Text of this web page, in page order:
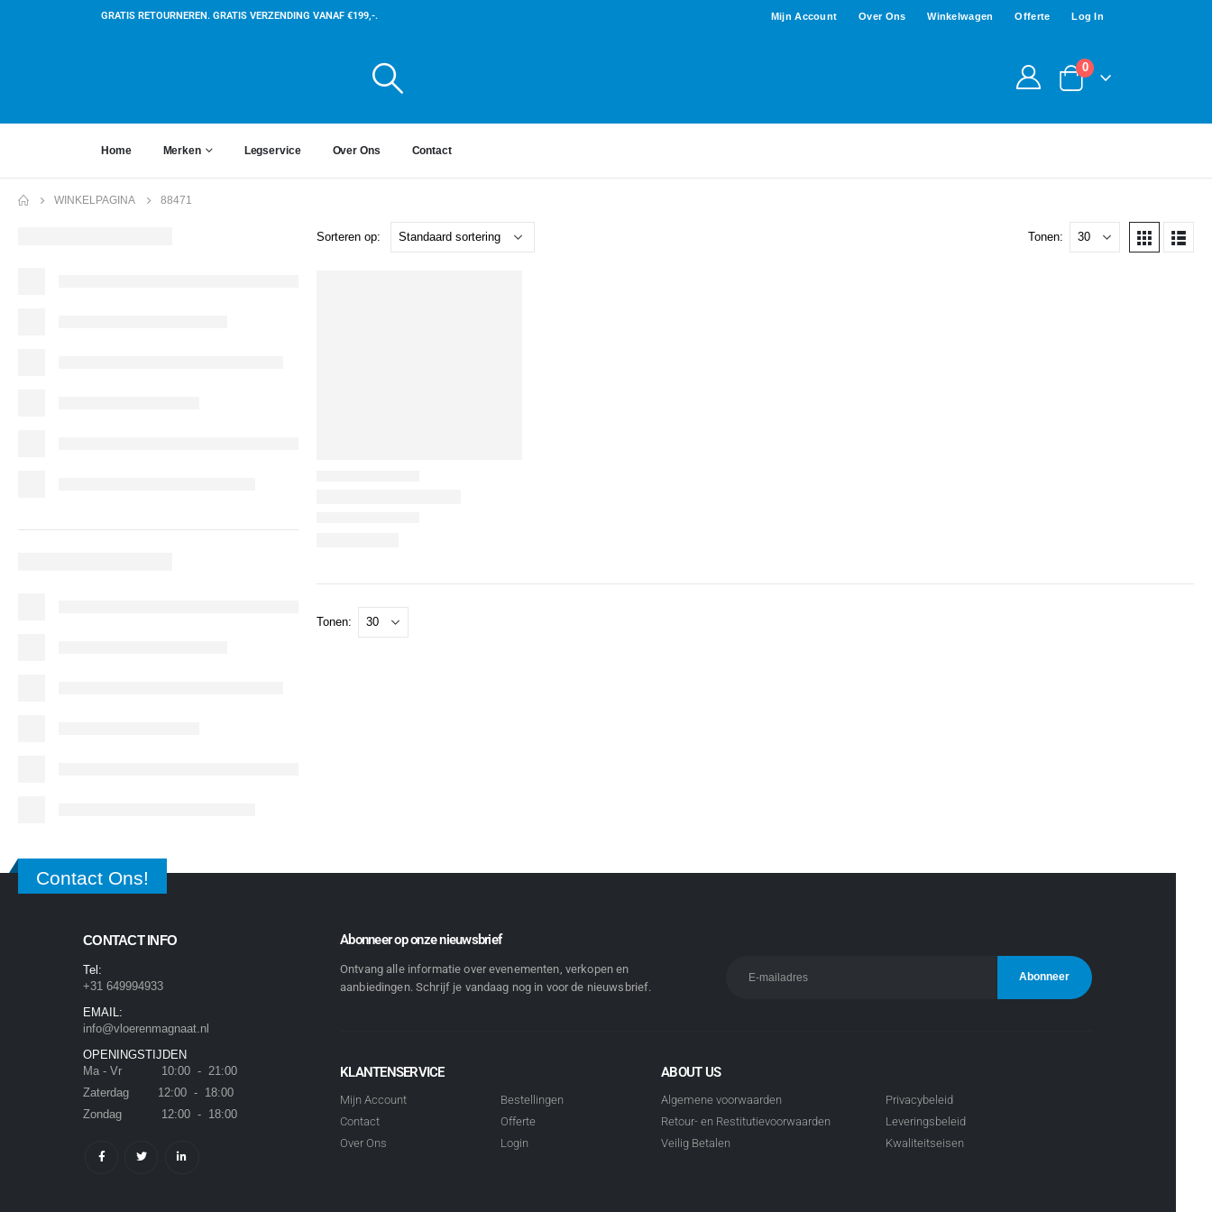
GRATIS RETOURNEREN. GRATIS VERZENDING VANAF €199,-. Mijn Account Over Ons Winkelwagen Offerte Log In
0
Home Merken Legservice Over Ons Contact
WINKELPAGINA 88471
Sorteren op: Tonen:
Tonen:
Contact Ons!
CONTACT INFO
Tel:
+31 649994933
EMAIL:
info@vloerenmagnaat.nl
OPENINGSTIJDEN
Ma - Vr 10:00 - 21:00
Zaterdag 12:00 - 18:00
Zondag 12:00 - 18:00
Abonneer op onze nieuwsbrief
Ontvang alle informatie over evenementen, verkopen en
aanbiedingen. Schrijf je vandaag nog in voor de nieuwsbrief.
KLANTENSERVICE
Mijn Account
Contact
Over Ons
Bestellingen
Offerte
Login
ABOUT US
Algemene voorwaarden
Retour- en Restitutievoorwaarden
Veilig Betalen
Privacybeleid
Leveringsbeleid
Kwaliteitseisen